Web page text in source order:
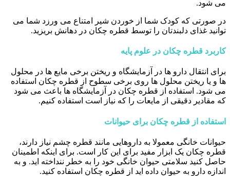
می شود.
در صورتی که کودک شما از خوردن شیر امتناع می ورزد شما می
توانید غذای دلبندتان را توسط قطره چکان در دهانش بریزید.
کاربرد قطره چکان در علوم پایه
برای انتقال دارو ها در آزمایشگاه و ریختن برخی مایع ها در محلول
ها و یا ریختن محلول ها روی برخی سطوح از قطره چکان استفاده
می شود. استفاده از قطره چکان در آزمایشگاه ها باعث می شود
که مقادیر دقیقی از مایعات را که نیاز است استفاده کنیم.
استفاده از قطره چکان برای حیوانات
حیوانات خانگی معمولا به داروهایی مانند قطره چشم نیاز دارند،
قطره چکان یک ابزار مفید برای این کار است. برای اینکه اطمینان
حاصل کنید سلامتی حیوان خانگی خود را به خطر ننداخته اید. و به
اندازه دارو به حیوان داده اید از قطره چکان استفاده کنید.